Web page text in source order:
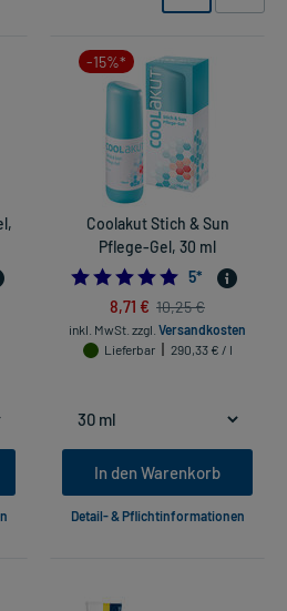
-15%*
Coolakut Stich & Sun
Pflege-Gel, 30 ml
4.8
5*
8,71 € 10,25 €
inkl. MwSt. zzgl. Versandkosten
Lieferbar
290,33 € / l
In den Warenkorb
Detail- & Pflichtinformationen